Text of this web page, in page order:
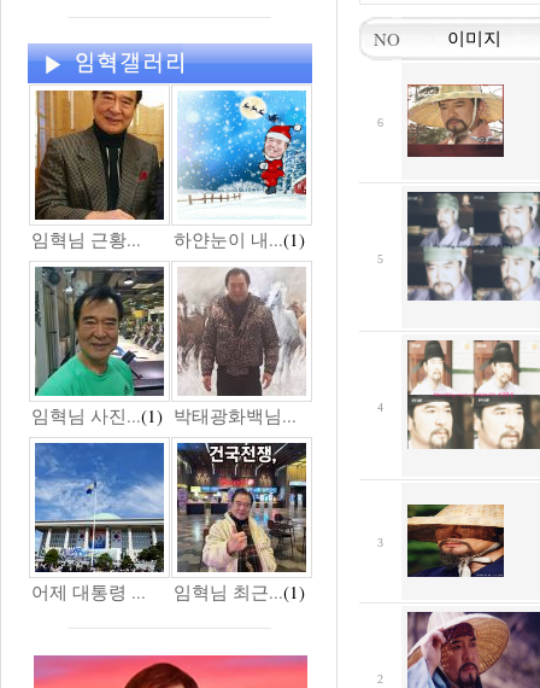
임혁님 근황... 하얀눈이 내...(1)
임혁님 사진...(1) 박태광화백님...
어제 대통령 ... 임혁님 최근...(1)
NO 이미지
6
5
4
3
2